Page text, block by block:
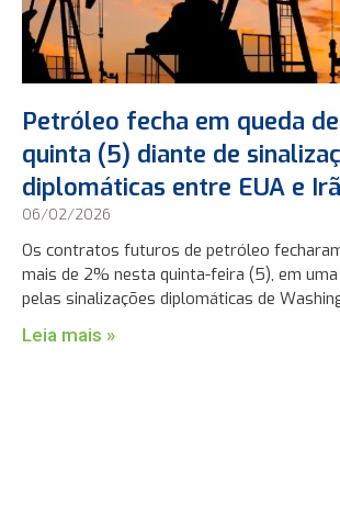
Petróleo fecha em queda
quinta (5) diante de
diplomáticas entre EUA e Irã
06/02/2026
Os contratos futuros de petróleo
mais de 2% nesta quinta-feira (5), em
pelas sinalizações diplomáticas de
Leia mais »